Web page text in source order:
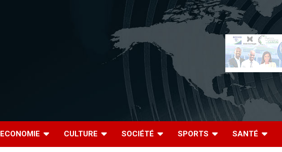
ECONOMIE CULTURE SOCIÉTÉ SPORTS SANTÉ